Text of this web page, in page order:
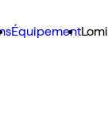
ÉquipementLomi